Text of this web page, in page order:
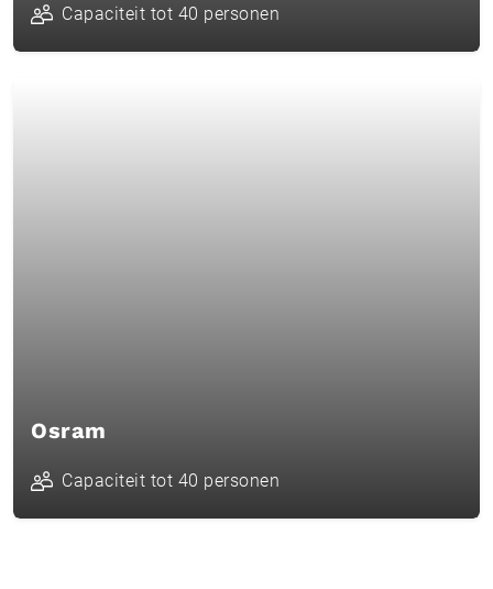
Capaciteit tot 40 personen
Osram
Capaciteit tot 40 personen